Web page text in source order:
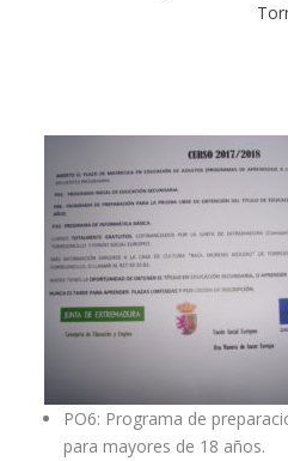
PO6: Programa de
para mayores de 18 años.